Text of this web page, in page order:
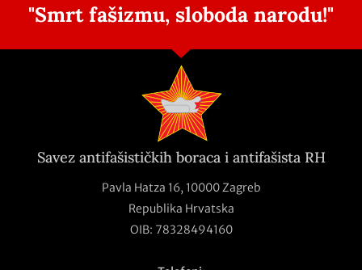
"Smrt fašizmu, sloboda narodu!"
Savez antifašističkih boraca i antifašista RH
Pavla Hatza 16, 10000 Zagreb
Republika Hrvatska
OIB: 78328494160